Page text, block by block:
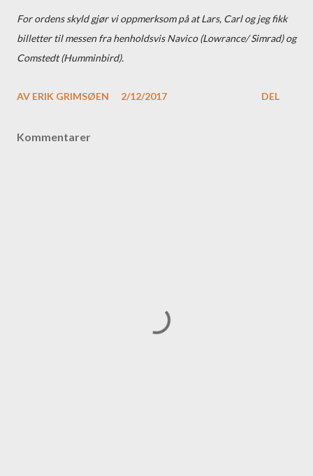
For ordens skyld gjør vi oppmerksom på at Lars, Carl og jeg fikk
billetter til messen fra henholdsvis Navico (Lowrance/ Simrad) og
Comstedt (Humminbird).
AV ERIK GRIMSØEN 2/12/2017 DEL
Kommentarer